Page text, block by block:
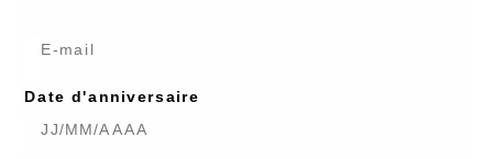
Conseils Entretien
COMMENT PRENDRE SOIN DE SON MANTEAU ?
Date d'anniversaire